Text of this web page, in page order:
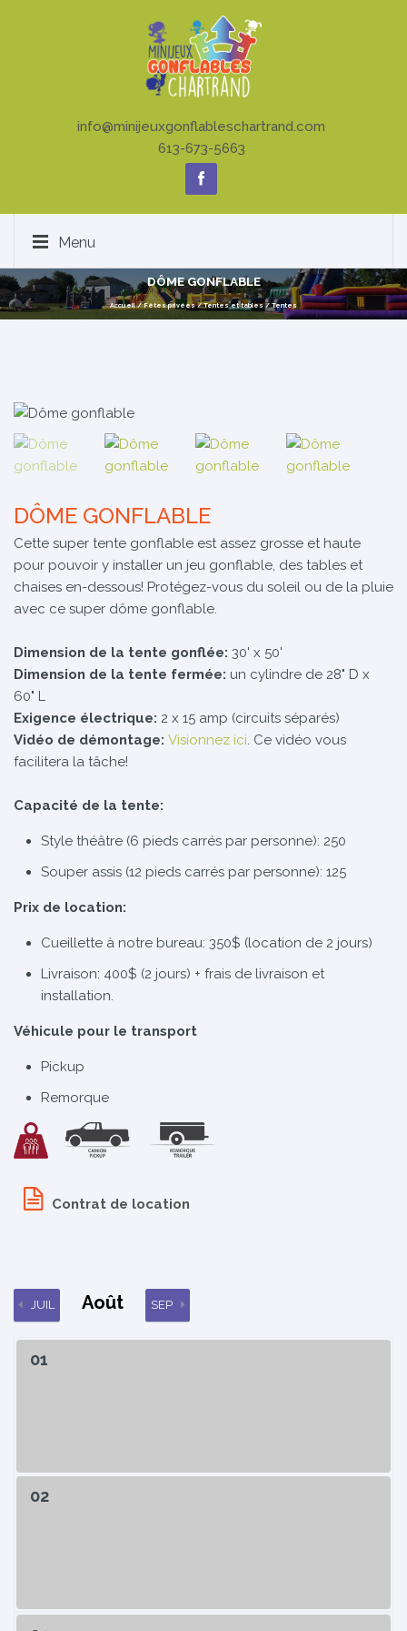
info@minijeuxgonflableschartrand.com
613-673-5663
Menu
DÔME GONFLABLE
Accueil/Fêtes privées/Tentes et tables/Tentes
DÔME GONFLABLE
Cette super tente gonflable est assez grosse et haute
pour pouvoir y installer un jeu gonflable, des tables et
chaises en-dessous! Protégez-vous du soleil ou de la pluie
avec ce super dôme gonflable.
Dimension de la tente gonflée: 30' x 50'
Dimension de la tente fermée: un cylindre de 28" D x
60" L
Exigence électrique: 2 x 15 amp (circuits séparés)
Vidéo de démontage: Visionnez ici. Ce vidéo vous
facilitera la tâche!
Capacité de la tente:
Style théâtre (6 pieds carrés par personne): 250
Souper assis (12 pieds carrés par personne): 125
Prix de location:
Cueillette à notre bureau: 350$ (location de 2 jours)
Livraison: 400$ (2 jours) + frais de livraison et
installation.
Véhicule pour le transport
Pickup
Remorque
Contrat de location
JUIL Août SEP
01
02